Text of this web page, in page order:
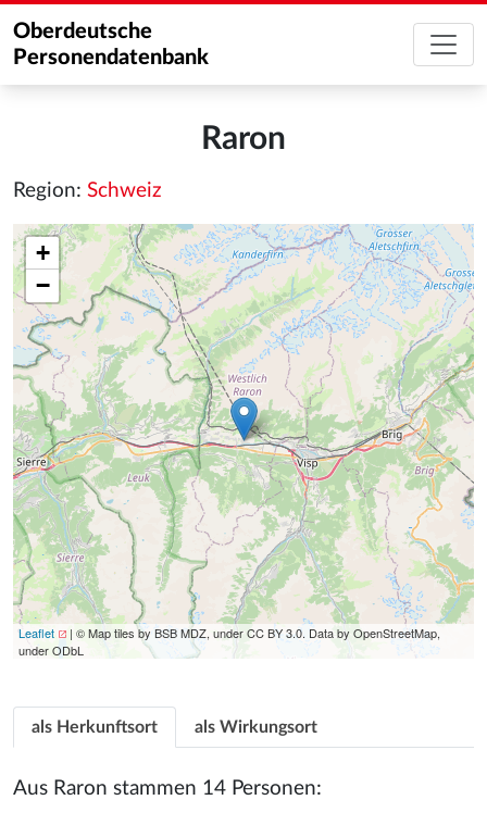
Oberdeutsche
Personendatenbank
Raron
Region: Schweiz
+
−
Leaflet
| © Map tiles by BSB MDZ, under CC BY 3.0. Data by OpenStreetMap,
under ODbL
als Herkunftsort als Wirkungsort
Aus Raron stammen 14 Personen: